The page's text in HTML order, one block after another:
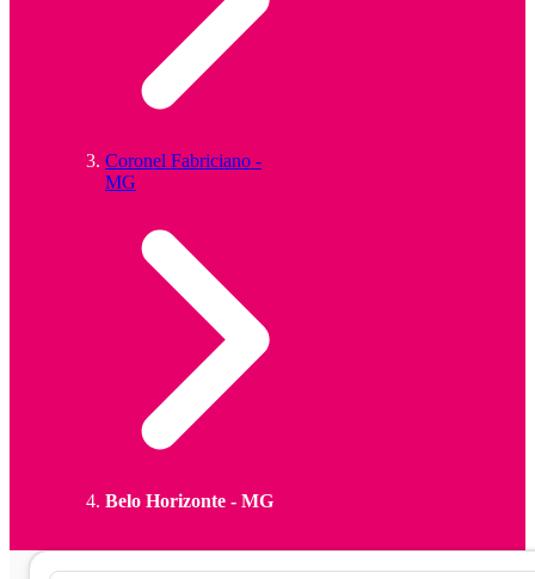
Coronel Fabriciano -
MG
Belo Horizonte - MG